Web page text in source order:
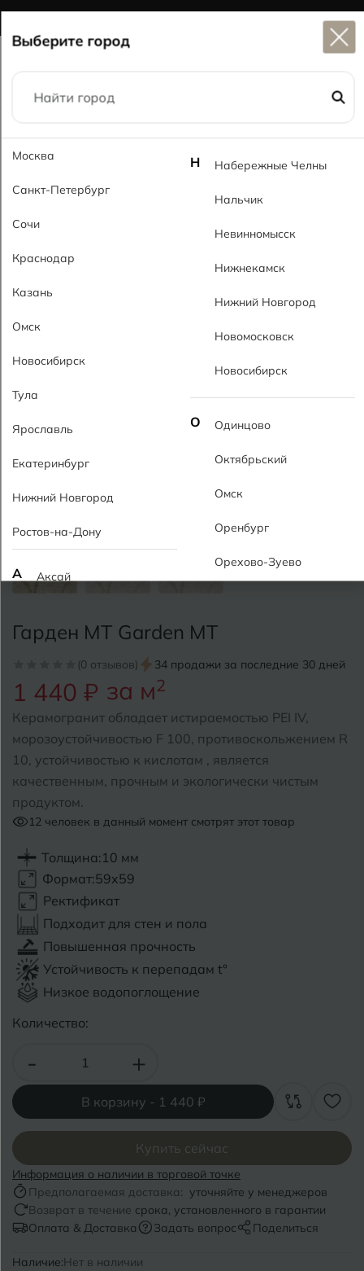
Главная Каталог 59x59 Гарден MT Garden MT
Гарден MT Garden MT
(0 отзывов) 34 продажи за последние 30 дней
1 440 ₽ за м2
Керамогранит обладает истираемостью PEI IV,
морозоустойчивостью F 100, противоскольжением R
10, устойчивостью к кислотам , является
качественным, прочным и экологически чистым
продуктом.
12 человек в данный момент смотрят этот товар
Толщина:10 мм
Формат:59x59
Ректификат
Подходит для стен и пола
Повышенная прочность
Устойчивость к перепадам t°
Низкое водопоглощение
Количество:
- +
В корзину - 1 440 ₽
Купить сейчас
Информация о наличии в торговой точке
Предполагаемая доставка: уточняйте у менеджеров
Возврат в течение срока, установленного в гарантии
Оплата & Доставка
Задать вопрос Поделиться
Наличие:Нет в наличии
Выберите город
Москва
Санкт-Петербург
Сочи
Краснодар
Казань
Омск
Новосибирск
Тула
Ярославль
Екатеринбург
Нижний Новгород
Ростов-на-Дону
А Аксай
Альметьевск
Армавир
Б Барнаул
Белгород
Брянск
Бугульма
Бугуруслан
В Великий Новгород
Владимир
Волгоград
Волгодонск
Вологда
Воронеж
Воткинск
Н Набережные Челны
Нальчик
Невинномысск
Нижнекамск
Нижний Новгород
Новомосковск
Новосибирск
О Одинцово
Октябрьский
Омск
Оренбург
Орехово-Зуево
Пятигорск
Р
С
Самара
Симферополь
Славянск-на-Кубани
Смоленск
Сосновый Бор
Сочи